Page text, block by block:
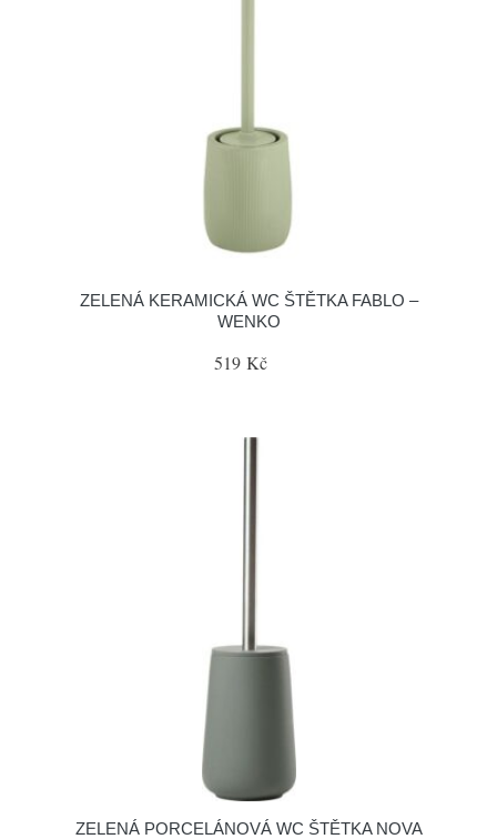
ZELENÁ KERAMICKÁ WC ŠTĚTKA FABLO –
WENKO
519 Kč
ZELENÁ PORCELÁNOVÁ WC ŠTĚTKA NOVA